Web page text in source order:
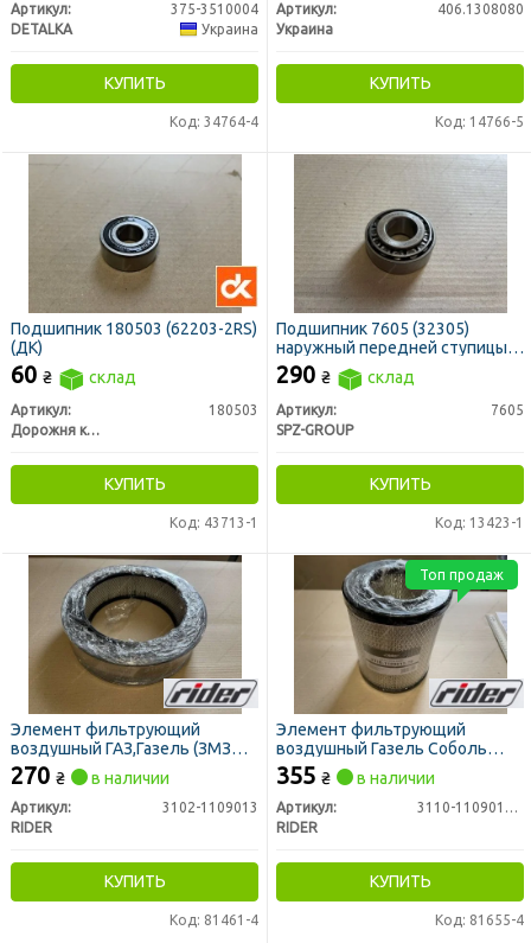
Артикул:
375-3510004
DETALKA
Украина
КУПИТЬ
Код: 34764-4
Артикул:
406.1308080
Украина
КУПИТЬ
Код: 14766-5
Подшипник 180503 (62203-2RS)
(ДК)
60 ₴ склад
Артикул:
180503
Дорожня карта
КУПИТЬ
Код: 43713-1
Подшипник 7605 (32305)
наружный передней ступицы
ГАЗ-3110 (SPZ)
290 ₴ склад
Артикул:
7605
SPZ-GROUP
КУПИТЬ
Код: 13423-1
Элемент фильтрующий
воздушный ГАЗ,Газель (ЗМЗ
402,406),УМЗ 4215 (RIDER)
270 ₴ в наличии
Артикул:
3102-1109013
RIDER
КУПИТЬ
Код: 81461-4
Элемент фильтрующий
воздушный Газель Соболь
(ЗМЗ 405) (RIDER)
355 ₴ в наличии
Артикул:
3110-1109013-77
RIDER
КУПИТЬ
Код: 81655-4
Топ продаж